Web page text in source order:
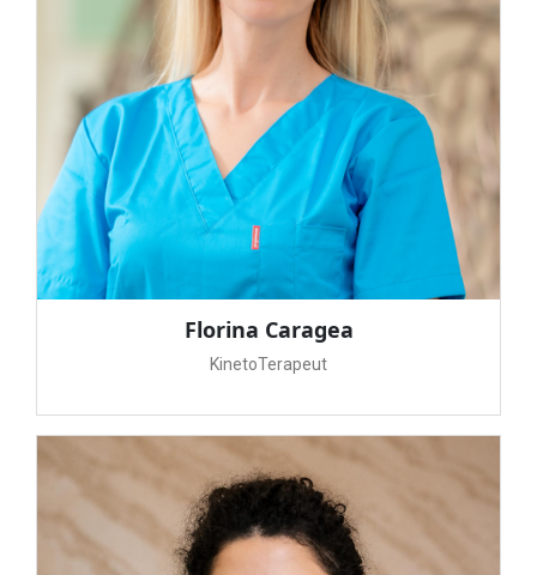
Florina Caragea
KinetoTerapeut